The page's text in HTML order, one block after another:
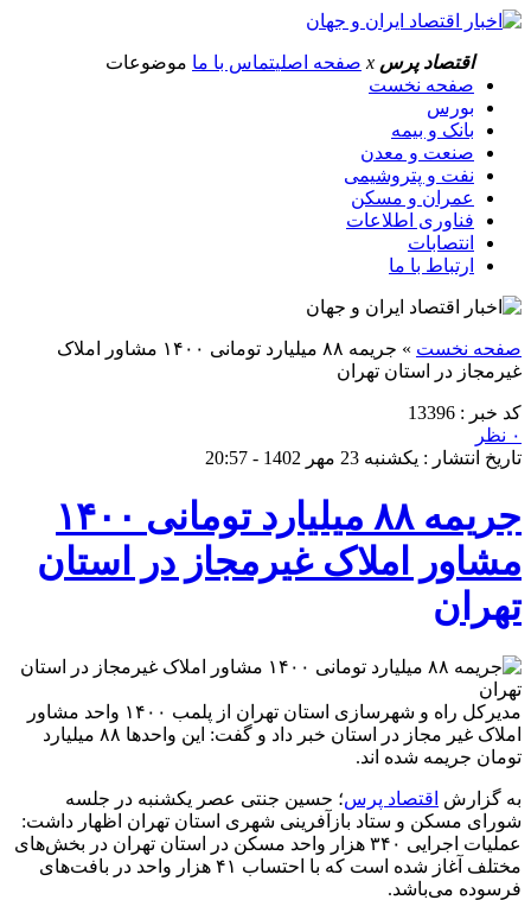
اقتصاد پرس x صفحه اصلیتماس با ما موضوعات
صفحه نخست
بورس
بانک و بیمه
صنعت و معدن
نفت و پتروشیمی
عمران و مسکن
فناوری اطلاعات
انتصابات
ارتباط با ما
صفحه نخست »
جریمه ۸۸ میلیارد تومانی ۱۴۰۰ مشاور املاک
غیرمجاز در استان تهران
کد خبر : 13396
۰ نظر
تاریخ انتشار : یکشنبه 23 مهر 1402 - 20:57
جریمه ۸۸ میلیارد تومانی ۱۴۰۰
مشاور املاک غیرمجاز در استان
تهران
مدیرکل راه و شهرسازی استان تهران از پلمب ۱۴۰۰ واحد مشاور
املاک غیر مجاز در استان خبر داد و گفت: این واحدها ۸۸ میلیارد
تومان جریمه شده اند.
به گزارش اقتصاد پرس؛ حسین جنتی عصر یکشنبه در جلسه
شورای مسکن و ستاد بازآفرینی شهری استان تهران اظهار داشت:
عملیات اجرایی ۳۴۰ هزار واحد مسکن در استان تهران در بخش‌های
مختلف آغاز شده است که با احتساب ۴۱ هزار واحد در بافت‌های
فرسوده می‌باشد.